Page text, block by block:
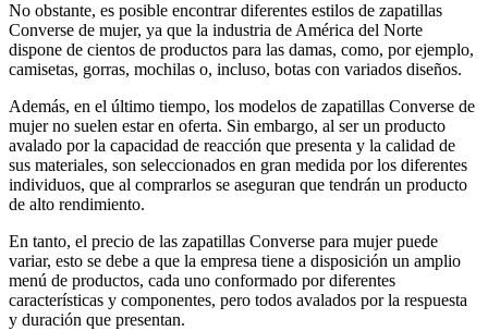
No obstante, es posible encontrar diferentes estilos de zapatillas
Converse de mujer, ya que la industria de América del Norte
dispone de cientos de productos para las damas, como, por ejemplo,
camisetas, gorras, mochilas o, incluso, botas con variados diseños.
Además, en el último tiempo, los modelos de zapatillas Converse de
mujer no suelen estar en oferta. Sin embargo, al ser un producto
avalado por la capacidad de reacción que presenta y la calidad de
sus materiales, son seleccionados en gran medida por los diferentes
individuos, que al comprarlos se aseguran que tendrán un producto
de alto rendimiento.
En tanto, el precio de las zapatillas Converse para mujer puede
variar, esto se debe a que la empresa tiene a disposición un amplio
menú de productos, cada uno conformado por diferentes
características y componentes, pero todos avalados por la respuesta
y duración que presentan.